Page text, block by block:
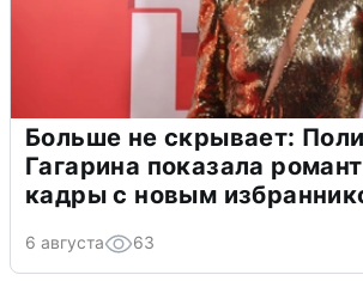
Больше не скрывает:
Гагарина показала
кадры с новым
6 августа 63